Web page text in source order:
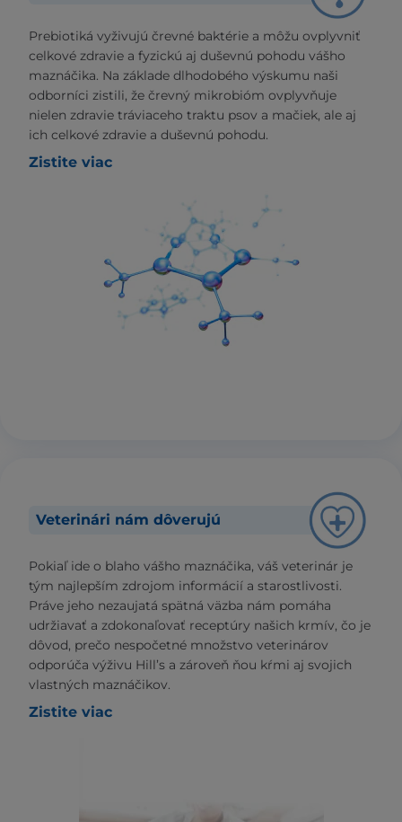
Prebiotiká vyživujú črevné baktérie a môžu ovplyvniť
celkové zdravie a fyzickú aj duševnú pohodu vášho
maznáčika. Na základe dlhodobého výskumu naši
odborníci zistili, že črevný mikrobióm ovplyvňuje
nielen zdravie tráviaceho traktu psov a mačiek, ale aj
ich celkové zdravie a duševnú pohodu.
Zistite viac
Veterinári nám dôverujú
Pokiaľ ide o blaho vášho maznáčika, váš veterinár je
tým najlepším zdrojom informácií a starostlivosti.
Práve jeho nezaujatá spätná väzba nám pomáha
udržiavať a zdokonaľovať receptúry našich krmív, čo je
dôvod, prečo nespočetné množstvo veterinárov
odporúča výživu Hill’s a zároveň ňou kŕmi aj svojich
vlastných maznáčikov.
Zistite viac